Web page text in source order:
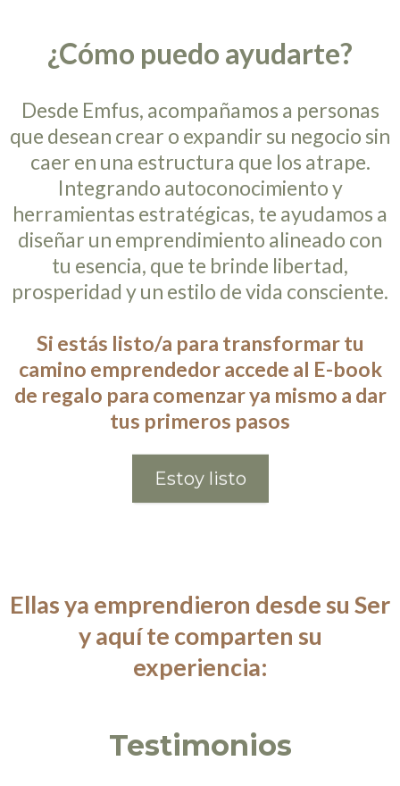
¿Cómo puedo ayudarte?
Desde Emfus, acompañamos a personas
que desean crear o expandir su negocio sin
caer en una estructura que los atrape.
Integrando autoconocimiento y
herramientas estratégicas, te ayudamos a
diseñar un emprendimiento alineado con
tu esencia, que te brinde libertad,
prosperidad y un estilo de vida consciente.
Si estás listo/a para transformar tu
camino emprendedor accede al E-book
de regalo para comenzar ya mismo a dar
tus primeros pasos
Estoy listo
Ellas ya emprendieron desde su Ser
y aquí te comparten su
experiencia:
Testimonios